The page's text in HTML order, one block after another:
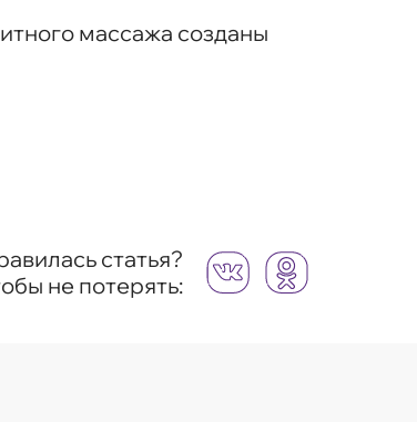
массажа созданы
статья?
не потерять: